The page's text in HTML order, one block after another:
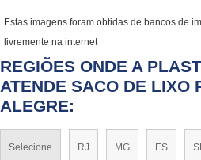
Estas imagens foram obtidas de bancos de
livremente na internet
REGIÕES ONDE A
ATENDE SACO DE LIXO
ALEGRE:
Selecione RJ MG ES